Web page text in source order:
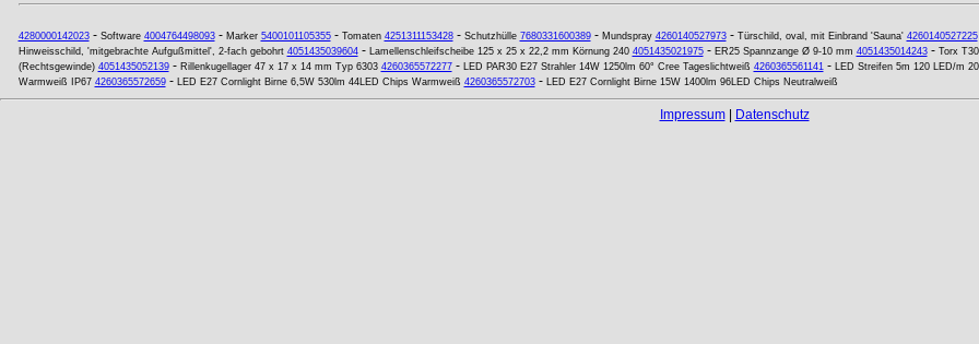
4280000142023- Software 4004764498093- Marker 5400101105355- Tomaten 4251311153428- Schutzhülle 7680331600389- Mundspray 4260140527973- Türschild, oval, mit Einbrand 'Sauna' 4260140527225
Hinweisschild, 'mitgebrachte Aufgußmittel', 2-fach gebohrt 4051435039604- Lamellenschleifscheibe 125 x 25 x 22,2 mm Körnung 240 4051435021975- ER25 Spannzange Ø 9-10 mm 4051435014243- Torx
(Rechtsgewinde) 4051435052139- Rillenkugellager 47 x 17 x 14 mm Typ 6303 4260365572277- LED PAR30 E27 Strahler 14W 1250lm 60° Cree Tageslichtweiß 4260365561141- LED Streifen 5m 120 LED/m
Warmweiß IP67 4260365572659- LED E27 Cornlight Birne 6,5W 530lm 44LED Chips Warmweiß 4260365572703- LED E27 Cornlight Birne 15W 1400lm 96LED Chips Neutralweiß
Impressum| Datenschutz